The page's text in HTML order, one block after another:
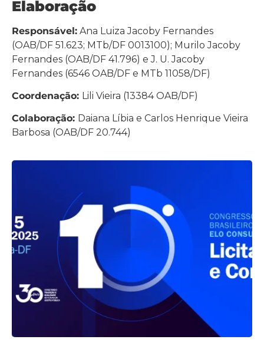
Elaboração
Responsável: Ana Luiza Jacoby Fernandes
(OAB/DF 51.623; MTb/DF 0013100); Murilo Jacoby
Fernandes (OAB/DF 41.796) e J. U. Jacoby
Fernandes (6546 OAB/DF e MTb 11058/DF)
Coordenação: Lili Vieira (13384 OAB/DF)
Colaboração: Daiana Líbia e Carlos Henrique Vieira
Barbosa (OAB/DF 20.744)